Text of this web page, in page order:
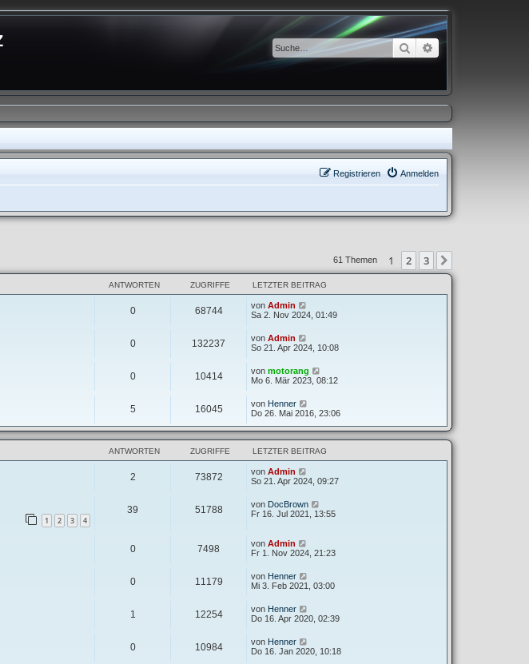
Suche Erweiterte Suche
Anmelden
Registrieren
61 Themen 1 2 3
ANTWORTEN ZUGRIFFE LETZTER BEITRAG
0 68744 von Admin
Sa 2. Nov 2024, 01:49
0 132237 von Admin
So 21. Apr 2024, 10:08
0 10414 von motorang
Mo 6. Mär 2023, 08:12
5 16045 von Henner
Do 26. Mai 2016, 23:06
ANTWORTEN ZUGRIFFE LETZTER BEITRAG
2 73872 von Admin
So 21. Apr 2024, 09:27
1 2 3 4
39 51788 von DocBrown
Fr 16. Jul 2021, 13:55
0 7498 von Admin
Fr 1. Nov 2024, 21:23
0 11179 von Henner
Mi 3. Feb 2021, 03:00
1 12254 von Henner
Do 16. Apr 2020, 02:39
0 10984 von Henner
Do 16. Jan 2020, 10:18